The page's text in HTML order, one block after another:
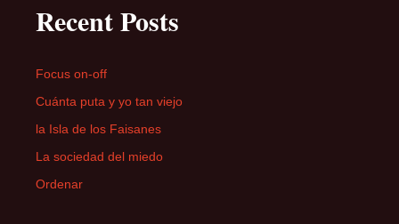
Recent Posts
Focus on-off
Cuánta puta y yo tan viejo
la Isla de los Faisanes
La sociedad del miedo
Ordenar